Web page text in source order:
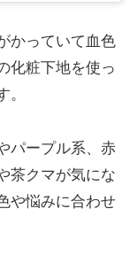
かっていて血色
化粧下地を使っ
パープル系、赤
茶クマが気にな
や悩みに合わせ